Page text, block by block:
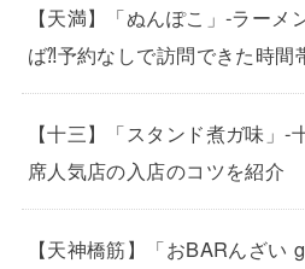
【天満】「ぬんぽこ」-ラーメ
ば⁈予約なしで訪問できた時間
【十三】「スタンド煮ガ味」-
席人気店の入店のコツを紹介
【天神橋筋】「おBARんざい